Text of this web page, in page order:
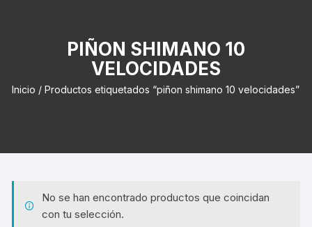
PIÑON SHIMANO 10
VELOCIDADES
Inicio / Productos etiquetados “piñon shimano 10 velocidades”
No se han encontrado productos que coincidan
con tu selección.